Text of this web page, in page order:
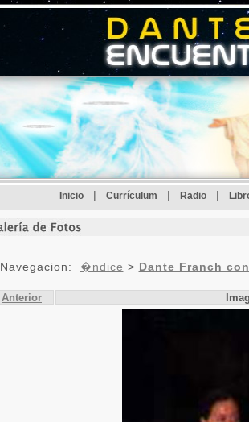
Inicio | Currículum | Radio |
Navegacion: �ndice > Dante Franch
Anterior